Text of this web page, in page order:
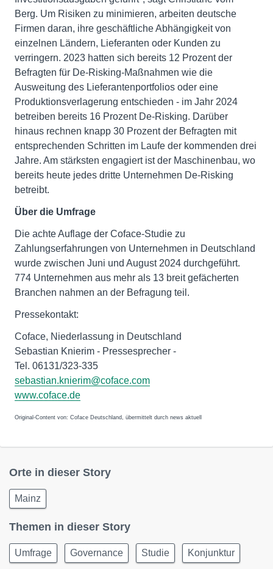
Berg. Um Risiken zu minimieren, arbeiten deutsche
Firmen daran, ihre geschäftliche Abhängigkeit von
einzelnen Ländern, Lieferanten oder Kunden zu
verringern. 2023 hatten sich bereits 12 Prozent der
Befragten für De-Risking-Maßnahmen wie die
Ausweitung des Lieferantenportfolios oder eine
Produktionsverlagerung entschieden - im Jahr 2024
betreiben bereits 16 Prozent De-Risking. Darüber
hinaus rechnen knapp 30 Prozent der Befragten mit
entsprechenden Schritten im Laufe der kommenden drei
Jahre. Am stärksten engagiert ist der Maschinenbau, wo
bereits heute jedes dritte Unternehmen De-Risking
betreibt.
Über die Umfrage
Die achte Auflage der Coface-Studie zu
Zahlungserfahrungen von Unternehmen in Deutschland
wurde zwischen Juni und August 2024 durchgeführt.
774 Unternehmen aus mehr als 13 breit gefächerten
Branchen nahmen an der Befragung teil.
Pressekontakt:
Coface, Niederlassung in Deutschland
Sebastian Knierim - Pressesprecher -
Tel. 06131/323-335
sebastian.knierim@coface.com
www.coface.de
Original-Content von: Coface Deutschland, übermittelt durch news aktuell
Orte in dieser Story
Mainz
Themen in dieser Story
Umfrage Governance Studie Konjunktur